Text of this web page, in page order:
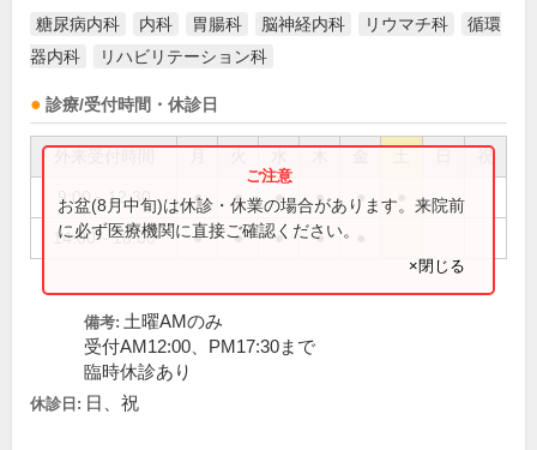
糖尿病内科 内科 胃腸科 脳神経内科 リウマチ科
循環
器内科
リハビリテーション科
診療/受付時間・休診日
祝
9:00～12:30 ● ● ● ● ●
14:00～18:00 ● ● ● ●
お盆(8月中旬)は休診・休業の場合があります。来院前
に必ず医療機関に直接ご確認ください。
×閉じる
備考: 土曜AMのみ
受付AM12:00、PM17:30まで
臨時休診あり
休診日: 日、祝